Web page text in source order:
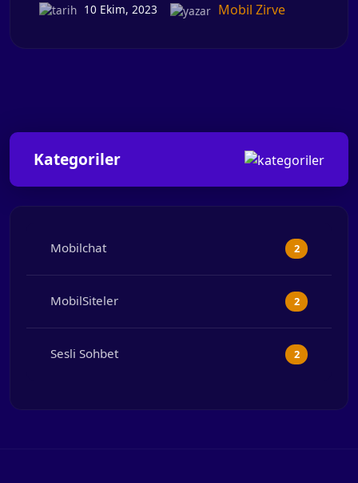
10 Ekim, 2023 Mobil Zirve
Kategoriler
Mobilchat 2
MobilSiteler 2
Sesli Sohbet 2